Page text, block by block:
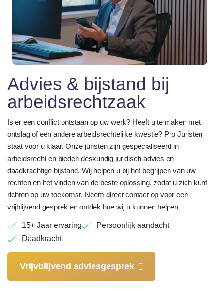
Advies & bijstand bij
arbeidsrechtzaak
Is er een conflict ontstaan op uw werk? Heeft u te maken met
ontslag of een andere arbeidsrechtelijke kwestie? Pro Juristen
staat voor u klaar. Onze juristen zijn gespecialiseerd in
arbeidsrecht en bieden deskundig juridisch advies en
daadkrachtige bijstand. Wij helpen u bij het begrijpen van uw
rechten en het vinden van de beste oplossing, zodat u zich kunt
richten op uw toekomst. Neem direct contact op voor een
vrijblijvend gesprek en ontdek hoe wij u kunnen helpen.
15+ Jaar ervaring
Persoonlijk aandacht
Daadkracht
Vrijvblijvend adviesgesprek